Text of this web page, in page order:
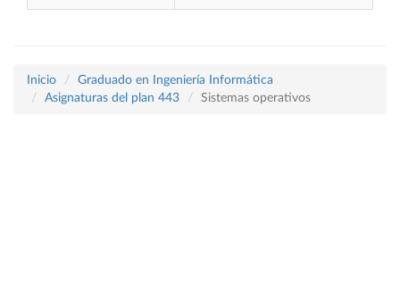
Inicio
Graduado en Ingeniería Informática
Asignaturas del plan 443
Sistemas operativos